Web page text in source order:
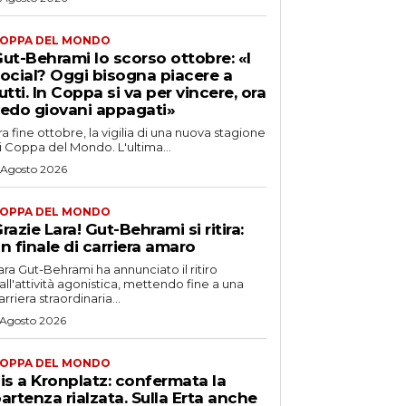
DEL MONDO
Behrami lo scorso ottobre: «I
Oggi bisogna piacere a
In Coppa si va per vincere, ora
giovani appagati»
fine ottobre, la vigilia di una nuova stagione
Coppa del Mondo. L'ultima...
2026
DEL MONDO
Lara! Gut-Behrami si ritira:
finale di carriera amaro
Gut-Behrami ha annunciato il ritiro
agonistica, mettendo fine a una
straordinaria...
2026
DEL MONDO
a Kronplatz: confermata la
rialzata. Sulla Erta anche